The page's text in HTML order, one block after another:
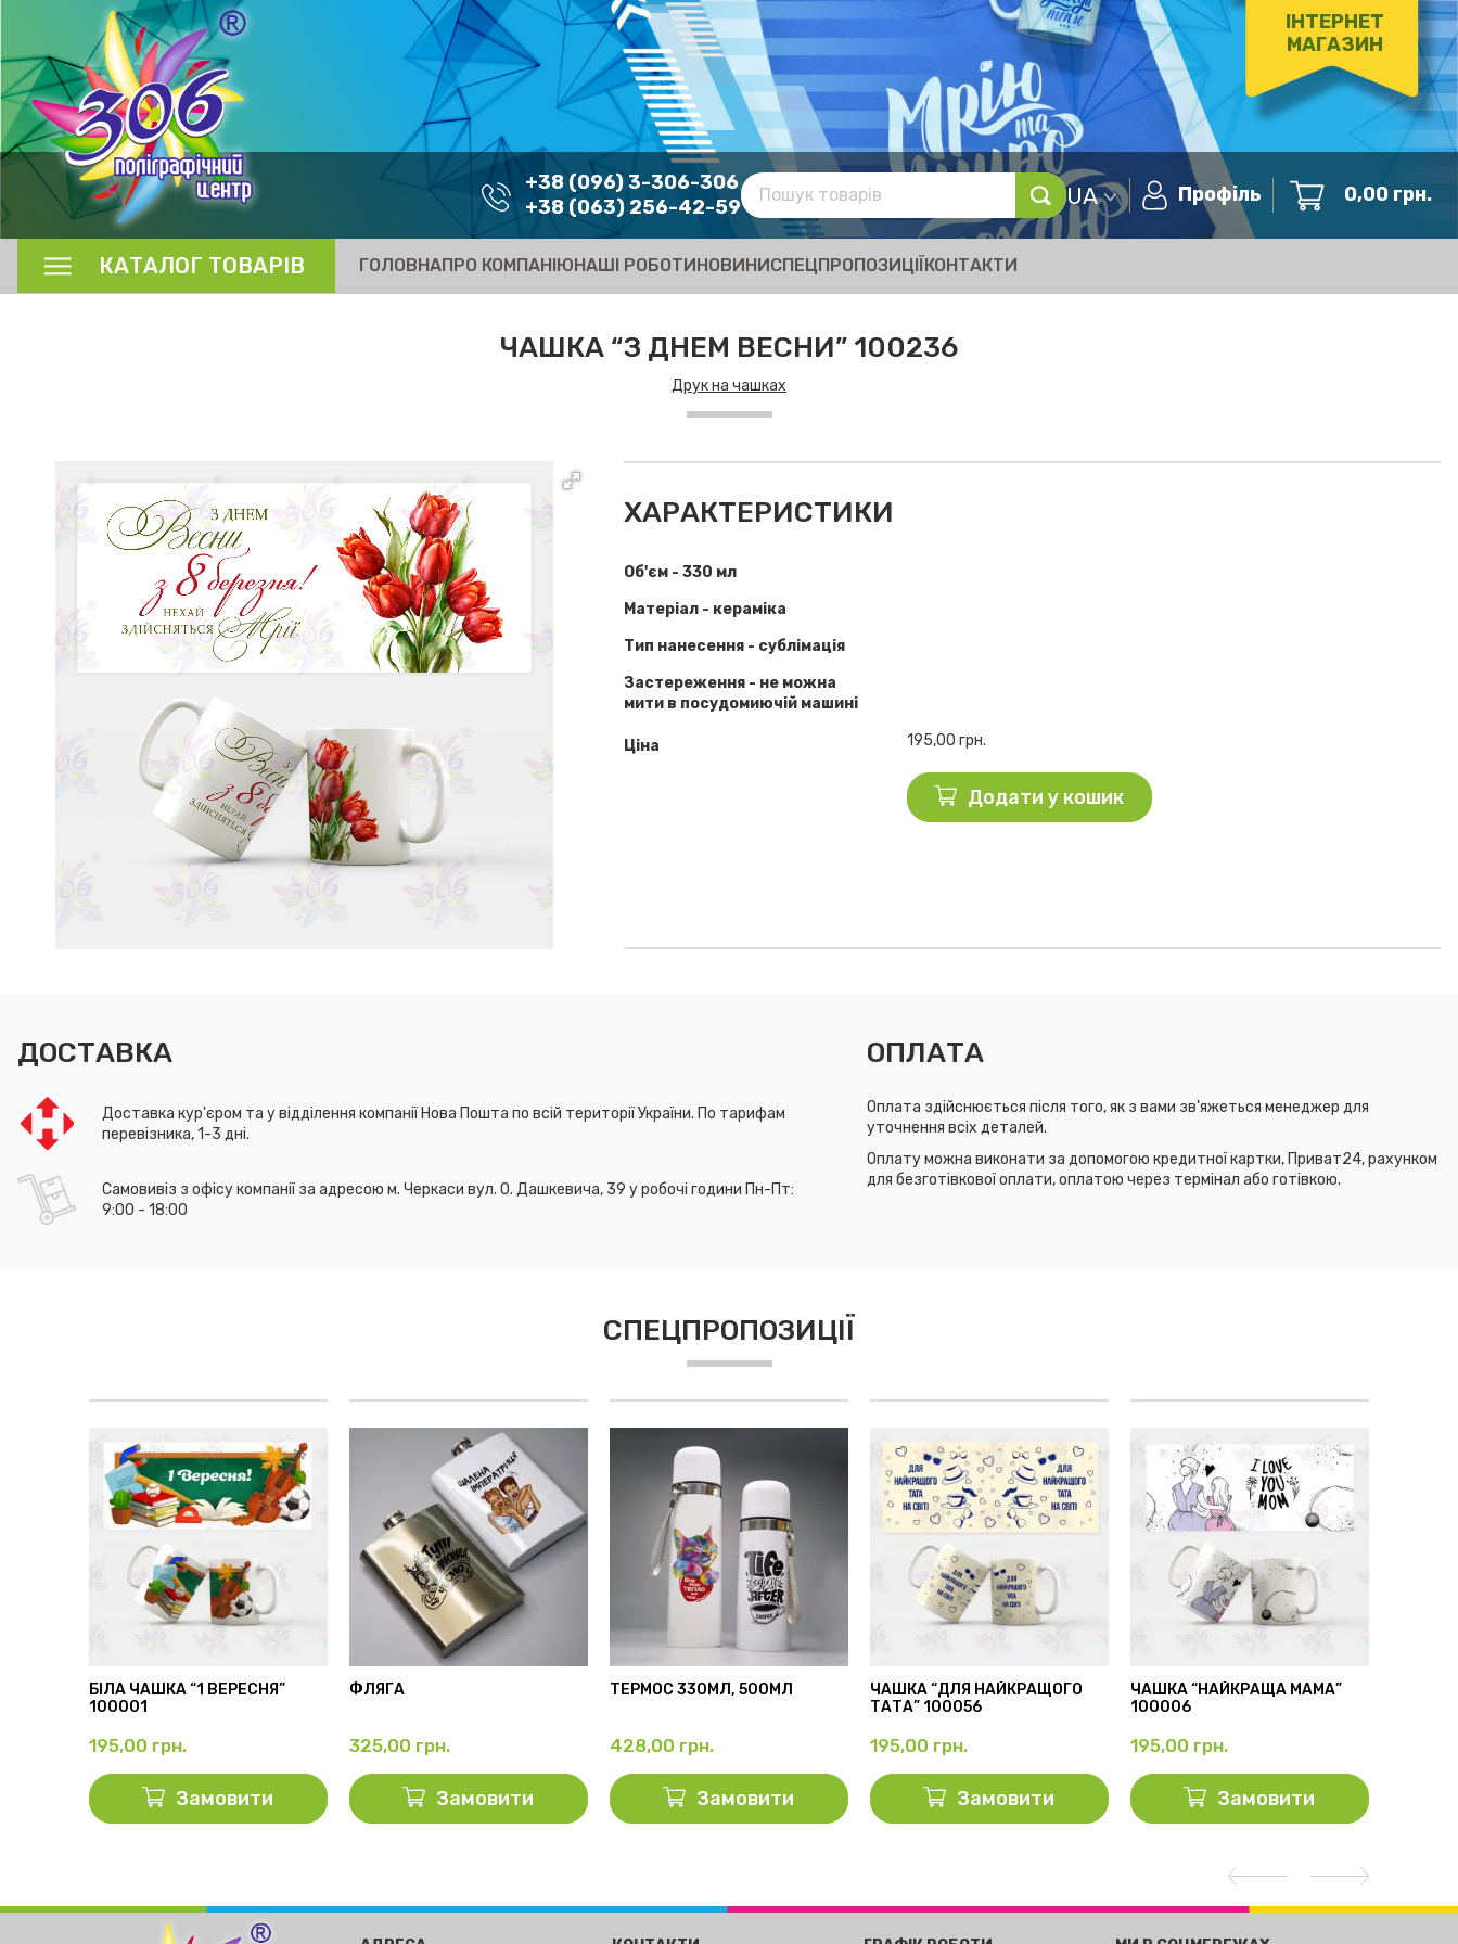
ІНТЕРНЕТ
МАГАЗИН
+38 (096) 3-306-306
+38 (063) 256-42-59
UA Профіль 0,00 грн.
КАТАЛОГ ТОВАРІВ ГОЛОВНАПРО КОМПАНІЮНАШІ РОБОТИНОВИНИСПЕЦПРОПОЗИЦІЇКОНТАКТИ
ЧАШКА “З ДНЕМ ВЕСНИ” 100236
Друк на чашках
ХАРАКТЕРИСТИКИ
Об'єм - 330 мл
Матеріал - кераміка
Тип нанесення - сублімація
Застереження - не можна
мити в посудомиючій машині
Ціна 195,00грн.
Додати у кошик
ДОСТАВКА
Доставка кур'єром та у відділення компанії Нова Пошта по всій території України. По тарифам
перевізника, 1-3 дні.
Самовивіз з офісу компанії за адресою м. Черкаси вул. О. Дашкевича, 39 у робочі години Пн-Пт:
9:00 - 18:00
ОПЛАТА
Оплата здійснюється після того, як з вами зв'яжеться менеджер для
уточнення всіх деталей.
Оплату можна виконати за допомогою кредитної картки, Приват24, рахунком
для безготівкової оплати, оплатою через термінал або готівкою.
СПЕЦПРОПОЗИЦІЇ
БІЛА ЧАШКА “1 ВЕРЕСНЯ”
100001
195,00 грн.
Замовити
ФЛЯГА
325,00 грн.
Замовити
ТЕРМОС 330МЛ, 500МЛ
428,00 грн.
Замовити
ЧАШКА “ДЛЯ НАЙКРАЩОГО
ТАТА” 100056
195,00 грн.
Замовити
ЧАШКА “НАЙКРАЩА МАМА”
100006
195,00 грн.
Замовити